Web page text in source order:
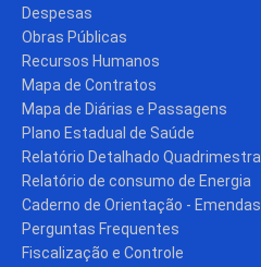
Despesas
Obras Públicas
Recursos Humanos
Mapa de Contratos
Mapa de Diárias e Passagens
Plano Estadual de Saúde
Relatório Detalhado Quadrimestral
Relatório de consumo de Energia
Caderno de Orientação - Emendas
Perguntas Frequentes
Fiscalização e Controle